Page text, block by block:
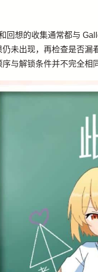
回想的收集通常都与
仍未出现，再检查是否漏
序与解锁条件并不完全相